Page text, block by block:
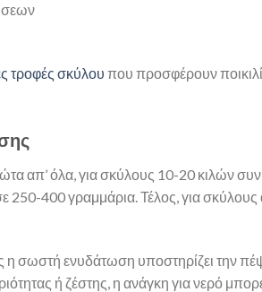
τροφές σκύλου που προσφέρουν
απ’ όλα, για σκύλους 10-20 κιλών
250-400 γραμμάρια. Τέλος, για
σωστή ενυδάτωση υποστηρίζει την
ή ζέστης, η ανάγκη για νερό